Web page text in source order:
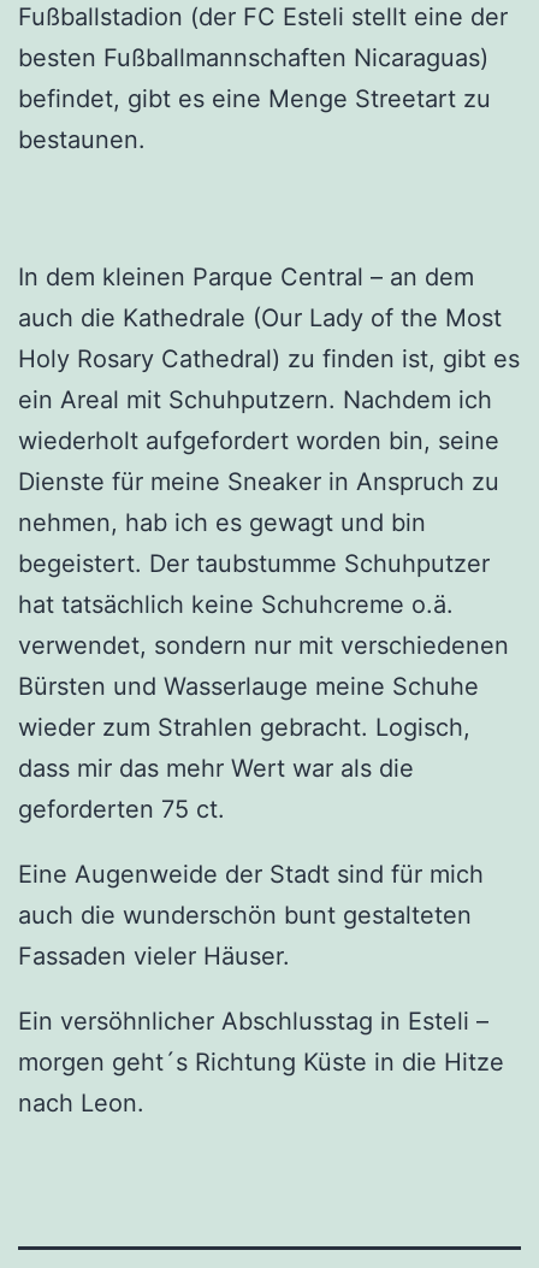
Fußballstadion (der FC Esteli stellt eine der
besten Fußballmannschaften Nicaraguas)
befindet, gibt es eine Menge Streetart zu
bestaunen.
In dem kleinen Parque Central – an dem
auch die Kathedrale (Our Lady of the Most
Holy Rosary Cathedral) zu finden ist, gibt es
ein Areal mit Schuhputzern. Nachdem ich
wiederholt aufgefordert worden bin, seine
Dienste für meine Sneaker in Anspruch zu
nehmen, hab ich es gewagt und bin
begeistert. Der taubstumme Schuhputzer
hat tatsächlich keine Schuhcreme o.ä.
verwendet, sondern nur mit verschiedenen
Bürsten und Wasserlauge meine Schuhe
wieder zum Strahlen gebracht. Logisch,
dass mir das mehr Wert war als die
geforderten 75 ct.
Eine Augenweide der Stadt sind für mich
auch die wunderschön bunt gestalteten
Fassaden vieler Häuser.
Ein versöhnlicher Abschlusstag in Esteli –
morgen geht´s Richtung Küste in die Hitze
nach Leon.